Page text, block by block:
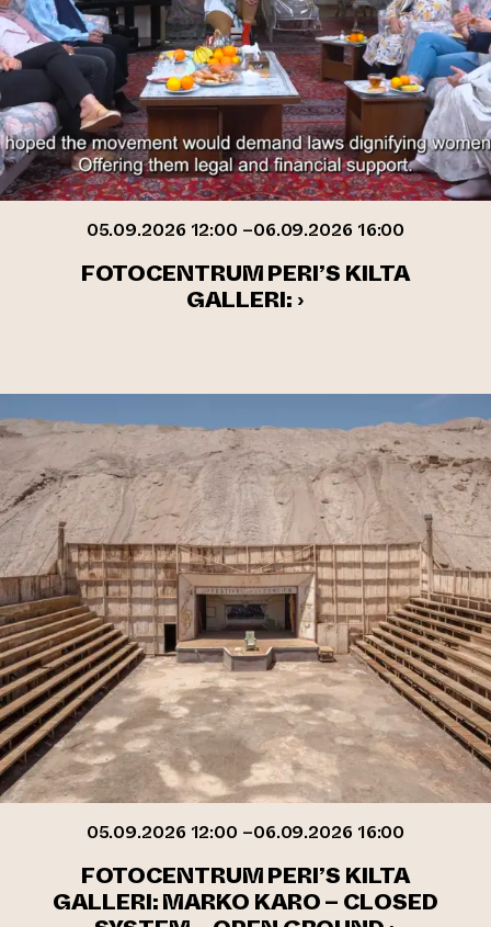
05.09.2026 12:00 –06.09.2026 16:00
FOTOCENTRUM PERI’S KILTA
GALLERI: ›
05.09.2026 12:00 –06.09.2026 16:00
FOTOCENTRUM PERI’S KILTA
GALLERI: MARKO KARO – CLOSED